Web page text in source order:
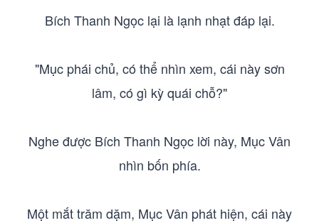
Bích Thanh Ngọc lại là lạnh nhạt đáp lại.
"Mục phái chủ, có thể nhìn xem, cái này sơn
lâm, có gì kỳ quái chỗ?"
Nghe được Bích Thanh Ngọc lời này, Mục Vân
nhìn bốn phía.
Một mắt trăm dặm, Mục Vân phát hiện, cái này